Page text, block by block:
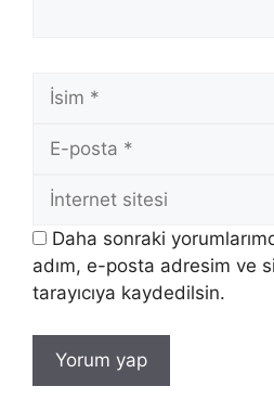
İsim
posta
İnternet
Daha sonraki
adım, e-posta adresim ve
tarayıcıya kaydedilsin.